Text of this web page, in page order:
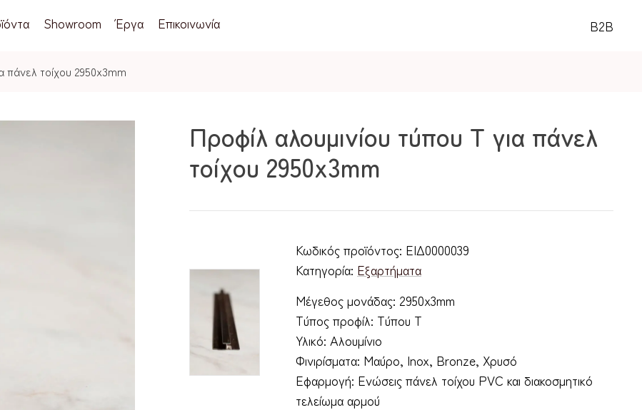
Showroom Έργα Επικοινωνία B2B
πάνελ τοίχου 2950x3mm
Προφίλ αλουμινίου τύπου Τ για πάνελ
τοίχου 2950x3mm
Κωδικός προϊόντος: ΕΙΔ0000039
Κατηγορία: Εξαρτήματα
Μέγεθος μονάδας: 2950x3mm
Τύπος προφίλ: Τύπου Τ
Υλικό: Αλουμίνιο
Φινιρίσματα: Μαύρο, Inox, Bronze, Χρυσό
Εφαρμογή: Ενώσεις πάνελ τοίχου PVC και διακοσμητικό
τελείωμα αρμού